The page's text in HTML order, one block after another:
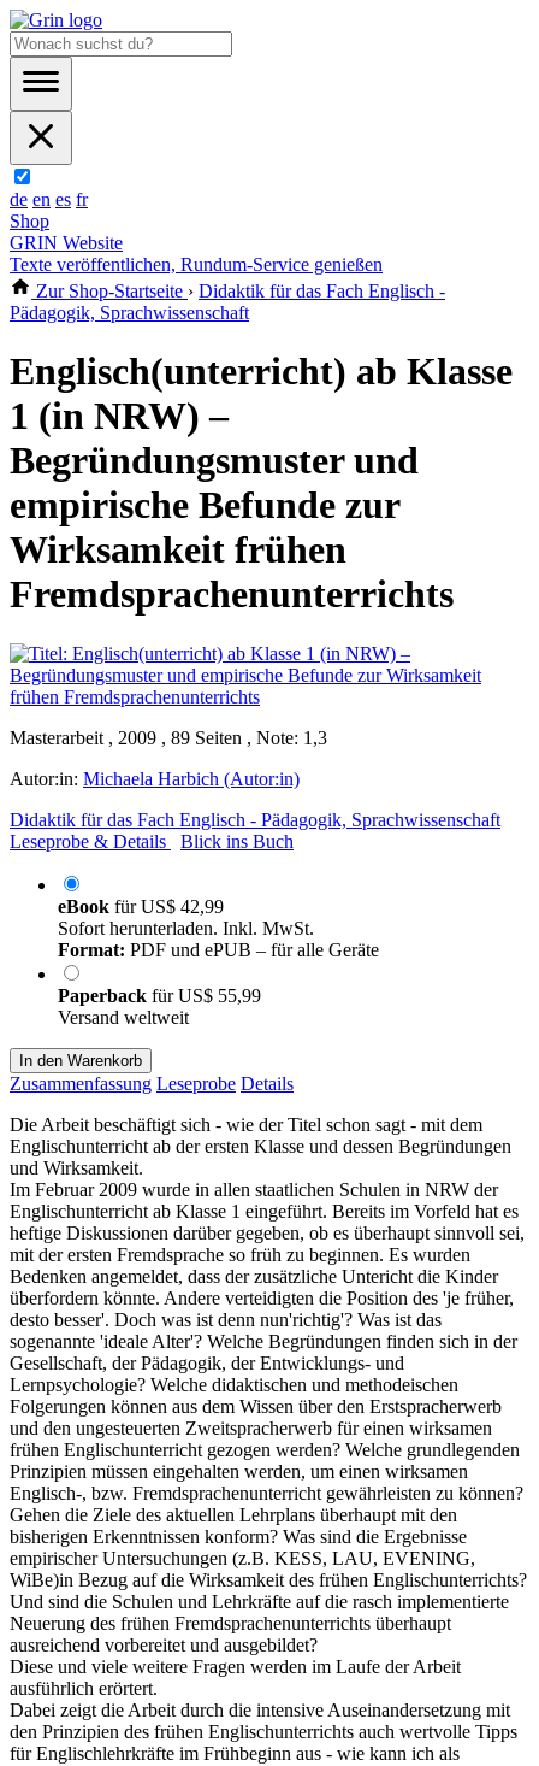
de en es fr
Shop
GRIN Website
Texte veröffentlichen, Rundum-Service genießen
Zur Shop-Startseite › Didaktik für das Fach Englisch -
Pädagogik, Sprachwissenschaft
Englisch(unterricht) ab Klasse
1 (in NRW) –
Begründungsmuster und
empirische Befunde zur
Wirksamkeit frühen
Fremdsprachenunterrichts
Masterarbeit , 2009 , 89 Seiten , Note: 1,3
Autor:in: Michaela Harbich (Autor:in)
Didaktik für das Fach Englisch - Pädagogik, Sprachwissenschaft
Leseprobe & Details
Blick ins Buch
eBook fürUS$ 42,99
Sofort herunterladen. Inkl. MwSt.
Format: PDF und ePUB – für alle Geräte
Paperback fürUS$ 55,99
Versand weltweit
In den Warenkorb
Zusammenfassung Leseprobe Details
Die Arbeit beschäftigt sich - wie der Titel schon sagt - mit dem
Englischunterricht ab der ersten Klasse und dessen Begründungen
und Wirksamkeit.
Im Februar 2009 wurde in allen staatlichen Schulen in NRW der
Englischunterricht ab Klasse 1 eingeführt. Bereits im Vorfeld hat es
heftige Diskussionen darüber gegeben, ob es überhaupt sinnvoll sei,
mit der ersten Fremdsprache so früh zu beginnen. Es wurden
Bedenken angemeldet, dass der zusätzliche Untericht die Kinder
überfordern könnte. Andere verteidigten die Position des 'je früher,
desto besser'. Doch was ist denn nun'richtig'? Was ist das
sogenannte 'ideale Alter'? Welche Begründungen finden sich in der
Gesellschaft, der Pädagogik, der Entwicklungs- und
Lernpsychologie? Welche didaktischen und methodeischen
Folgerungen können aus dem Wissen über den Erstspracherwerb
und den ungesteuerten Zweitspracherwerb für einen wirksamen
frühen Englischunterricht gezogen werden? Welche grundlegenden
Prinzipien müssen eingehalten werden, um einen wirksamen
Englisch-, bzw. Fremdsprachenunterricht gewährleisten zu können?
Gehen die Ziele des aktuellen Lehrplans überhaupt mit den
bisherigen Erkenntnissen konform? Was sind die Ergebnisse
empirischer Untersuchungen (z.B. KESS, LAU, EVENING,
WiBe)in Bezug auf die Wirksamkeit des frühen Englischunterrichts?
Und sind die Schulen und Lehrkräfte auf die rasch implementierte
Neuerung des frühen Fremdsprachenunterrichts überhaupt
ausreichend vorbereitet und ausgebildet?
Diese und viele weitere Fragen werden im Laufe der Arbeit
ausführlich erörtert.
Dabei zeigt die Arbeit durch die intensive Auseinandersetzung mit
den Prinzipien des frühen Englischunterrichts auch wertvolle Tipps
für Englischlehrkräfte im Frühbeginn aus - wie kann ich als